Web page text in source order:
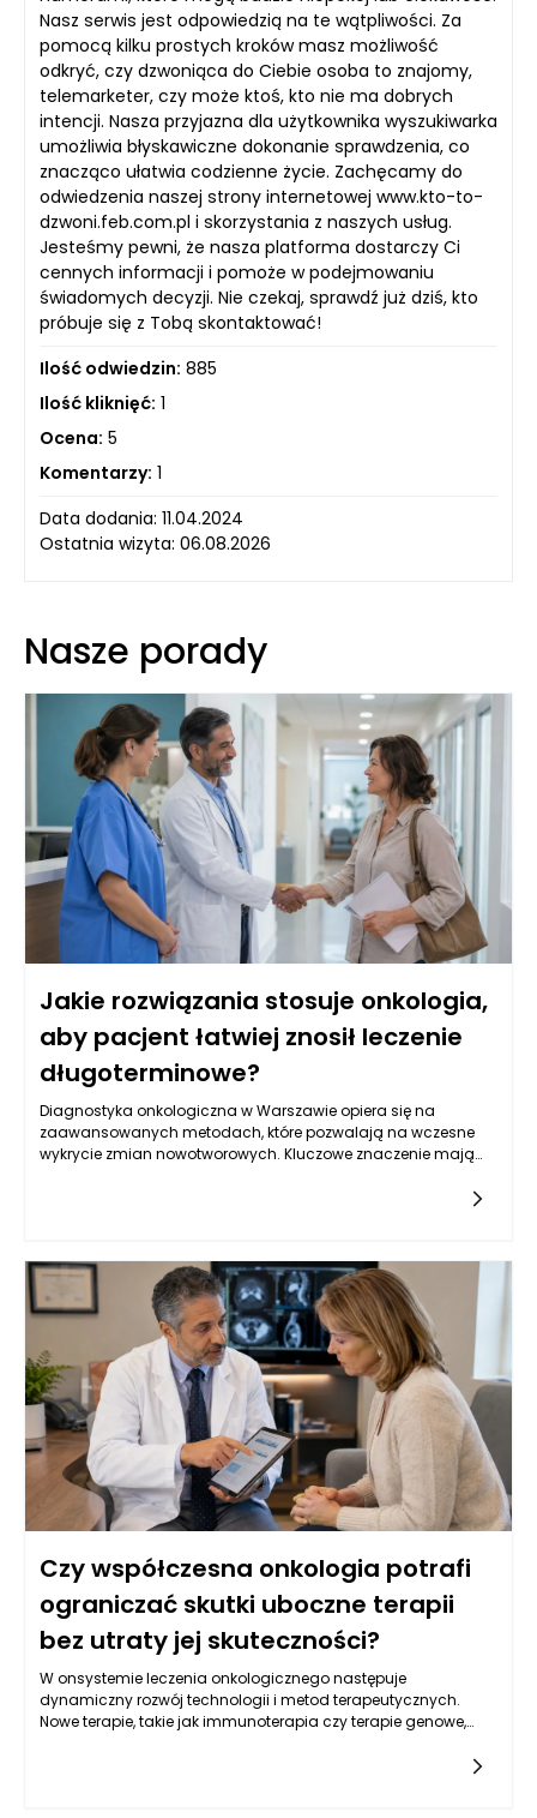
Nasz serwis jest odpowiedzią na te wątpliwości. Za
pomocą kilku prostych kroków masz możliwość
odkryć, czy dzwoniąca do Ciebie osoba to znajomy,
telemarketer, czy może ktoś, kto nie ma dobrych
intencji. Nasza przyjazna dla użytkownika wyszukiwarka
umożliwia błyskawiczne dokonanie sprawdzenia, co
znacząco ułatwia codzienne życie. Zachęcamy do
odwiedzenia naszej strony internetowej www.kto-to-
dzwoni.feb.com.pl i skorzystania z naszych usług.
Jesteśmy pewni, że nasza platforma dostarczy Ci
cennych informacji i pomoże w podejmowaniu
świadomych decyzji. Nie czekaj, sprawdź już dziś, kto
próbuje się z Tobą skontaktować!
Ilość odwiedzin: 885
Ilość kliknięć: 1
Ocena: 5
Komentarzy: 1
Data dodania: 11.04.2024
Ostatnia wizyta: 06.08.2026
Nasze porady
Jakie rozwiązania stosuje onkologia,
aby pacjent łatwiej znosił leczenie
długoterminowe?
Diagnostyka onkologiczna w Warszawie opiera się na
zaawansowanych metodach, które pozwalają na wczesne
wykrycie zmian nowotworowych. Kluczowe znaczenie mają
tym oznaczenia markerów nowotworowych w krwi, które mogą
wskazywać na obecność choroby. W Warszawie, dzięki
postępowi w dziedzinie genetyki, coraz częściej stosuje się
również badania molekularne, które identyfikują mutacje
genów związanych z nowotworami, co pozwala na bardziej
spersonalizowane podejście do leczenia. Kluczowe jest
zrozumienie, że wczesne wykrycie choroby zwiększa szanse na
skuteczne leczenie oraz poprawia komfort życia pacjentów.
Czy współczesna onkologia potrafi
ograniczać skutki uboczne terapii
bez utraty jej skuteczności?
W onsystemie leczenia onkologicznego następuje
dynamiczny rozwój technologii i metod terapeutycznych.
Nowe terapie, takie jak immunoterapia czy terapie genowe,
mogą przyczynić się do ograniczenia skutków ubocznych. Te